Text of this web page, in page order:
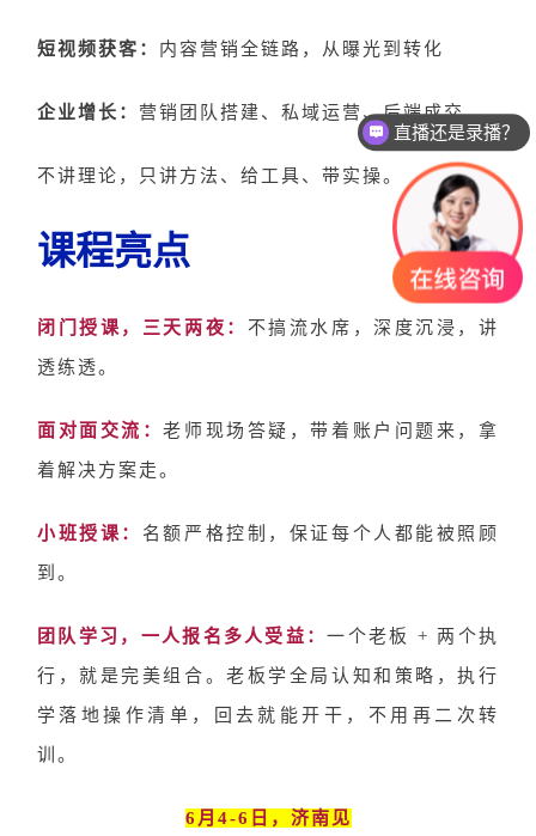
短视频获客： 内容营销全链路，从曝光到转化
企业增长： 营销团队搭建、私域运营、后端成交
不讲理论，只讲方法、给工具、带实操。
课程亮点
闭门授课，三天两夜： 不搞流水席，深度沉浸，讲
透练透。
面对面交流：老师现场答疑，带着账户问题来，拿
着解决方案走。
小班授课： 名额严格控制，保证每个人都能被照顾
到。
团队学习，一人报名多人受益：一个老板 + 两个执
行，就是完美组合。老板学全局认知和策略，执行
学落地操作清单，回去就能开干，不用再二次转
训。
6月4-6日，济南见
直播还是录播？